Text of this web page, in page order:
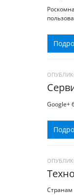
Google+
Странам